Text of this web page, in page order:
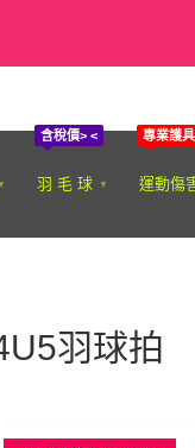
含稅價> <
羽 毛 球
專業護具
運動傷
羽球拍